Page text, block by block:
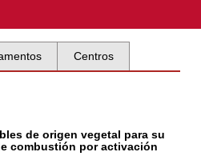
Centros
de origen vegetal para su
combustión por activación